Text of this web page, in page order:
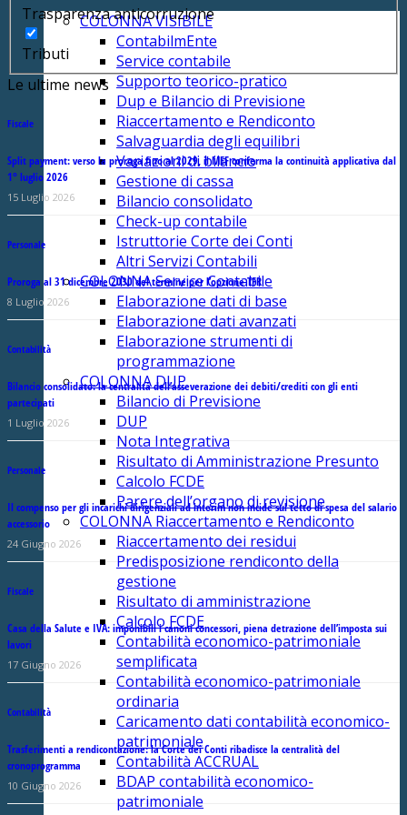
COLONNA VISIBILE
ContabilmEnte
Service contabile
Supporto teorico-pratico
Dup e Bilancio di Previsione
Riaccertamento e Rendiconto
Salvaguardia degli equilibri
Variazioni di bilancio
Gestione di cassa
Bilancio consolidato
Check-up contabile
Istruttorie Corte dei Conti
Altri Servizi Contabili
COLONNA Service Contabile
Elaborazione dati di base
Elaborazione dati avanzati
Elaborazione strumenti di
programmazione
COLONNA DUP
Bilancio di Previsione
DUP
Nota Integrativa
Risultato di Amministrazione Presunto
Calcolo FCDE
Parere dell’organo di revisione
COLONNA Riaccertamento e Rendiconto
Riaccertamento dei residui
Predisposizione rendiconto della
gestione
Risultato di amministrazione
Calcolo FCDE
Contabilità economico-patrimoniale
semplificata
Contabilità economico-patrimoniale
ordinaria
Caricamento dati contabilità economico-
patrimoniale
Contabilità ACCRUAL
BDAP contabilità economico-
patrimoniale
Trasparenza anticorruzione
Tributi
Le ultime news
Fiscale
Split payment: verso la proroga fino al 2029, il MEF conferma la continuità applicativa dal
1° luglio 2026
15 Luglio 2026
Personale
Proroga al 31 dicembre 2030 del termine per l’opzione TFR
8 Luglio 2026
Contabilità
Bilancio consolidato: la centralità dell’asseverazione dei debiti/crediti con gli enti
partecipati
1 Luglio 2026
Personale
Il compenso per gli incarichi dirigenziali ad interim non incide sul tetto di spesa del salario
accessorio
24 Giugno 2026
Fiscale
Casa della Salute e IVA: imponibili i canoni concessori, piena detrazione dell’imposta sui
lavori
17 Giugno 2026
Contabilità
Trasferimenti a rendicontazione: la Corte dei Conti ribadisce la centralità del
cronoprogramma
10 Giugno 2026